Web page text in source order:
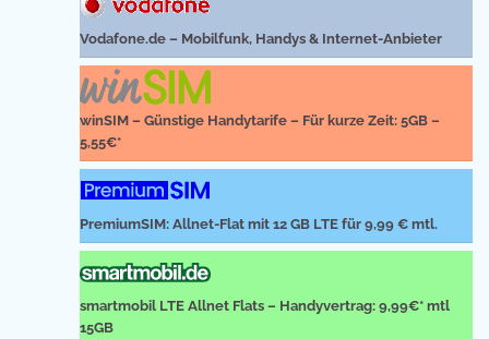
Vodafone.de – Mobilfunk, Handys & Internet-Anbieter
winSIM – Günstige Handytarife – Für kurze Zeit: 5GB –
5,55€*
PremiumSIM: Allnet-Flat mit 12 GB LTE für 9,99 € mtl.
smartmobil LTE Allnet Flats – Handyvertrag: 9,99€* mtl
15GB